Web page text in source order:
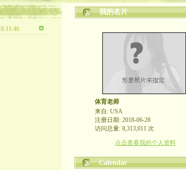
我的名片
体育老师
来自: USA
注册日期: 2018-06-28
访问总量: 8,313,011 次
点击查看我的个人资料
Calendar